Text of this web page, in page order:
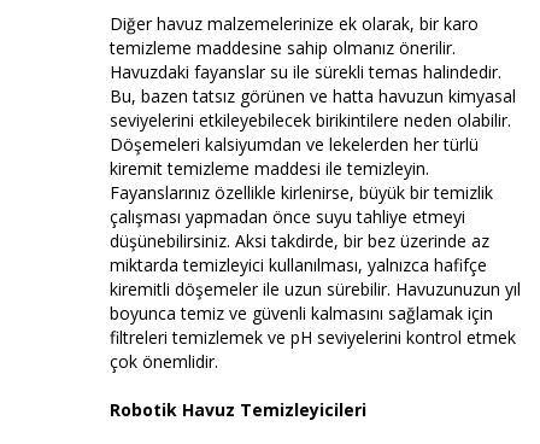
Diğer havuz malzemelerinize ek olarak, bir karo
temizleme maddesine sahip olmanız önerilir.
Havuzdaki fayanslar su ile sürekli temas halindedir.
Bu, bazen tatsız görünen ve hatta havuzun kimyasal
seviyelerini etkileyebilecek birikintilere neden olabilir.
Döşemeleri kalsiyumdan ve lekelerden her türlü
kiremit temizleme maddesi ile temizleyin.
Fayanslarınız özellikle kirlenirse, büyük bir temizlik
çalışması yapmadan önce suyu tahliye etmeyi
düşünebilirsiniz. Aksi takdirde, bir bez üzerinde az
miktarda temizleyici kullanılması, yalnızca hafifçe
kiremitli döşemeler ile uzun sürebilir. Havuzunuzun yıl
boyunca temiz ve güvenli kalmasını sağlamak için
filtreleri temizlemek ve pH seviyelerini kontrol etmek
çok önemlidir.
Robotik Havuz Temizleyicileri